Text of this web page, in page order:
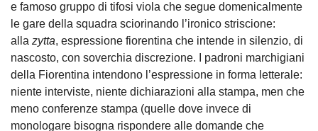
e famoso gruppo di tifosi viola che segue domenicalmente
le gare della squadra sciorinando l’ironico striscione:
alla zytta, espressione fiorentina che intende in silenzio, di
nascosto, con soverchia discrezione. I padroni marchigiani
della Fiorentina intendono l’espressione in forma letterale:
niente interviste, niente dichiarazioni alla stampa, men che
meno conferenze stampa (quelle dove invece di
monologare bisogna rispondere alle domande che